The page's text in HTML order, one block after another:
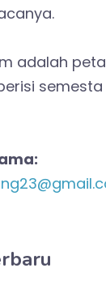
adalah